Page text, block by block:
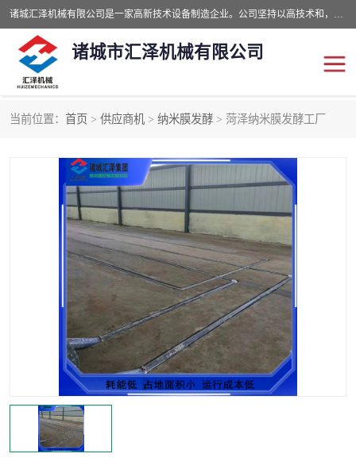
诸城汇泽机械有限公司是一家高新技术设备制造企业。公司坚持以高技术和，高服务于用户，以的环保机械制造设备赢的用户的信赖。现在主要生产死亡畜禽无害化处理和立式和卧式有机肥设备，搅拌机，烘干机，高温发酵机等。污水处理设备，固液分离机。气浮机，化制机等。公司秉承品质，用户至上，科技创新的经营理。
诸城市汇泽机械有限公司
当前位置： 首页 > 供应商机 > 纳米膜发酵 > 菏泽纳米膜发酵工厂
鸡粪发酵机
纳米膜好氧发酵堆肥机 粪污烘干酶体机
膜式堆肥机 纳米膜发酵
膜式发酵仓 分子膜堆肥仓
分子膜发酵堆肥设备